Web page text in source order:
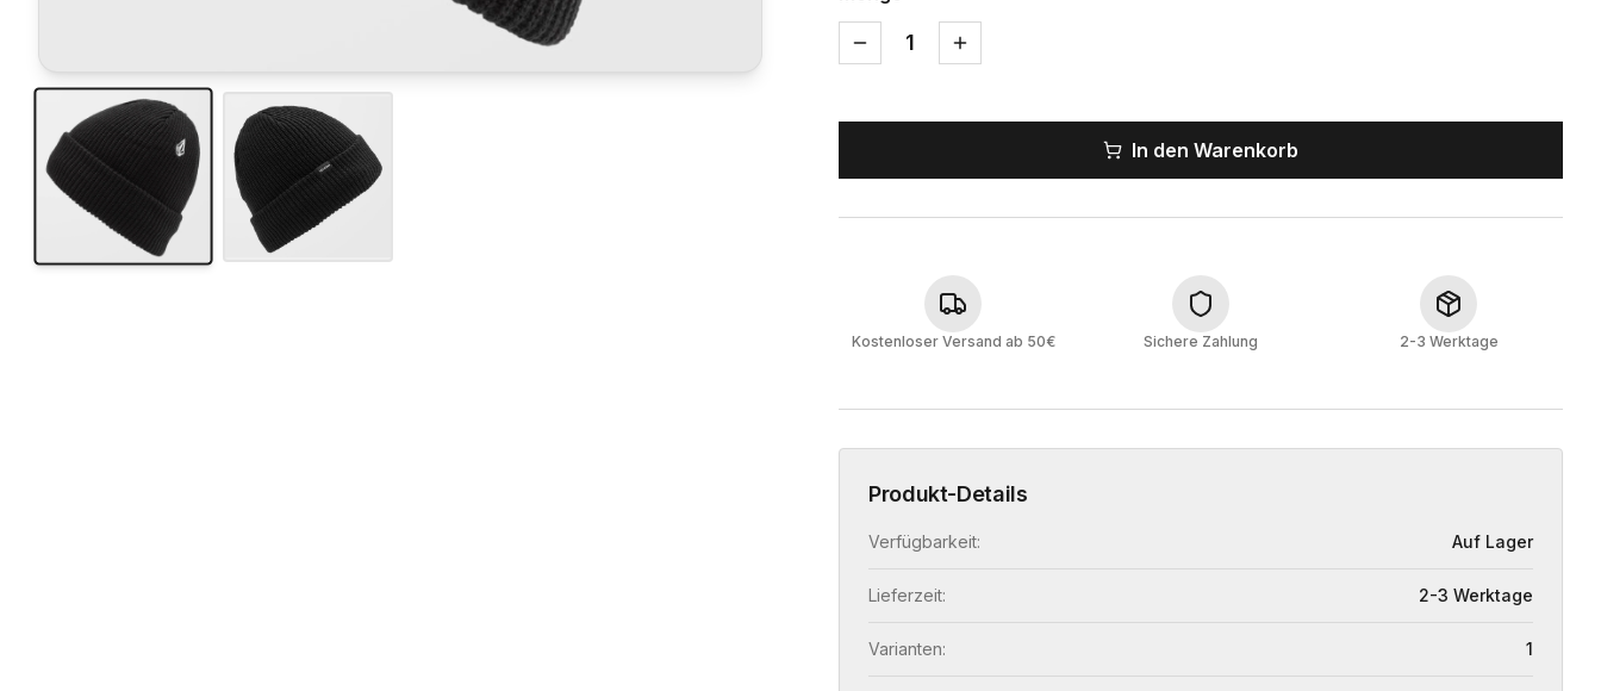
1
In den Warenkorb
Kostenloser Versand ab 50€ Sichere Zahlung 2-3 Werktage
Produkt-Details
Verfügbarkeit: Auf Lager
Lieferzeit: 2-3 Werktage
Varianten: 1